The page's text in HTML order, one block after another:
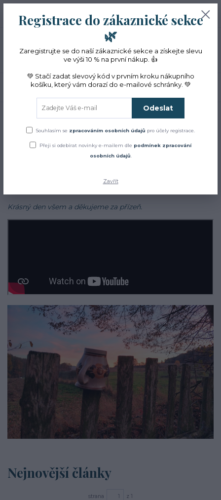
Menu
CZK
Hledat
(Po-Pá, 10-16 hod.)
0ks
0 Kč
Úvod
Blog
Zajímá Vás jak to u nás chodí?
Krásný den všem a děkujeme za přízeň.
Nejnovější články
strana z 1
Registrace do zákaznické sekce
🌿
Zaregistrujte se do naší zákaznické sekce a získejte slevu
ve výši 10 % na první nákup. 👍
💚 Stačí zadat slevový kód v prvním kroku nákupního
košíku, který vám dorazí do e-mailové schránky. 💚
Odeslat
Souhlasím se zpracováním osobních údajů pro účely registrace.
Přeji si odebírat novinky e-mailem dle podmínek zpracování
osobních údajů
Zavřít